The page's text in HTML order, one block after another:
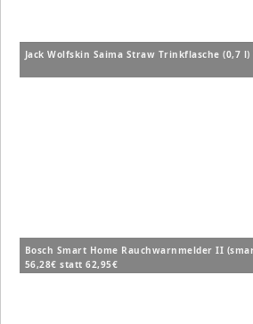
Jack Wolfskin Saima Straw Trinkflasche (0,7
Bosch Smart Home Rauchwarnmelder II
56,28€ statt 62,95€